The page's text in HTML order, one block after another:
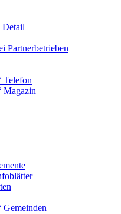
Detail
Partnerbetrieben
Telefon
Magazin
Gemeinden